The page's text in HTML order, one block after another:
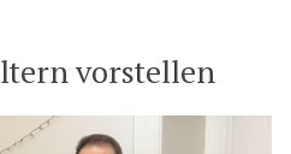
vorstellen